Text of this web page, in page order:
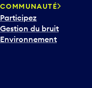
o
u
r
i
COMMUNAUTÉ
Participez
Gestion du bruit
Environnement